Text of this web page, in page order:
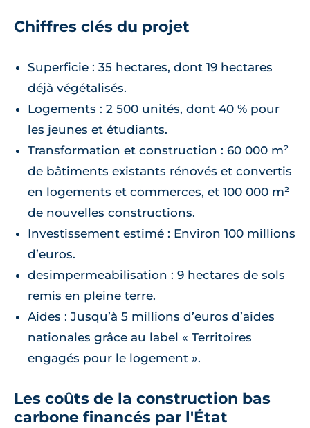
Chiffres clés du projet
Superficie : 35 hectares, dont 19 hectares
déjà végétalisés.
Logements : 2 500 unités, dont 40 % pour
les jeunes et étudiants.
Transformation et construction : 60 000 m²
de bâtiments existants rénovés et convertis
en logements et commerces, et 100 000 m²
de nouvelles constructions.
Investissement estimé : Environ 100 millions
d’euros.
desimpermeabilisation : 9 hectares de sols
remis en pleine terre.
Aides : Jusqu’à 5 millions d’euros d’aides
nationales grâce au label « Territoires
engagés pour le logement ».
Les coûts de la construction bas
carbone financés par l'État